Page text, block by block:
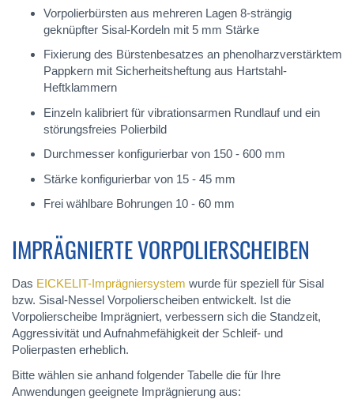
Vorpolierbürsten aus mehreren Lagen 8-strängig
geknüpfter Sisal-Kordeln mit 5 mm Stärke
Fixierung des Bürstenbesatzes an phenolharzverstärktem
Pappkern mit Sicherheitsheftung aus Hartstahl-
Heftklammern
Einzeln kalibriert für vibrationsarmen Rundlauf und ein
störungsfreies Polierbild
Durchmesser konfigurierbar von 150 - 600 mm
Stärke konfigurierbar von 15 - 45 mm
Frei wählbare Bohrungen 10 - 60 mm
IMPRÄGNIERTE VORPOLIERSCHEIBEN
Das EICKELIT-Imprägniersystem wurde für speziell für Sisal
bzw. Sisal-Nessel Vorpolierscheiben entwickelt. Ist die
Vorpolierscheibe Imprägniert, verbessern sich die Standzeit,
Aggressivität und Aufnahmefähigkeit der Schleif- und
Polierpasten erheblich.
Bitte wählen sie anhand folgender Tabelle die für Ihre
Anwendungen geeignete Imprägnierung aus: